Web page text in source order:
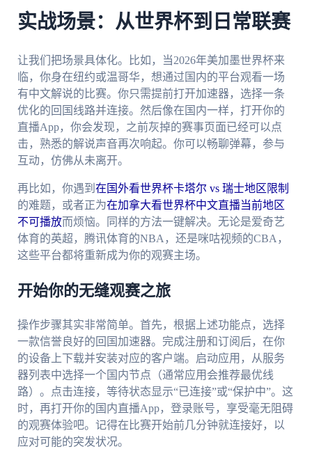
实战场景：从世界杯到日常联赛
让我们把场景具体化。比如，当2026年美加墨世界杯来
临，你身在纽约或温哥华，想通过国内的平台观看一场
有中文解说的比赛。你只需提前打开加速器，选择一条
优化的回国线路并连接。然后像在国内一样，打开你的
直播App，你会发现，之前灰掉的赛事页面已经可以点
击，熟悉的解说声音再次响起。你可以畅聊弹幕，参与
互动，仿佛从未离开。
再比如，你遇到 在国外看世界杯卡塔尔 vs 瑞士地区限制
的难题，或者正为在加拿大看世界杯中文直播当前地区
不可播放而烦恼。同样的方法一键解决。无论是爱奇艺
体育的英超，腾讯体育的NBA，还是咪咕视频的CBA，
这些平台都将重新成为你的观赛主场。
开始你的无缝观赛之旅
操作步骤其实非常简单。首先，根据上述功能点，选择
一款信誉良好的回国加速器。完成注册和订阅后，在你
的设备上下载并安装对应的客户端。启动应用，从服务
器列表中选择一个国内节点（通常应用会推荐最优线
路）。点击连接，等待状态显示“已连接”或“保护中”。这
时，再打开你的国内直播App，登录账号，享受毫无阻碍
的观赛体验吧。记得在比赛开始前几分钟就连接好，以
应对可能的突发状况。